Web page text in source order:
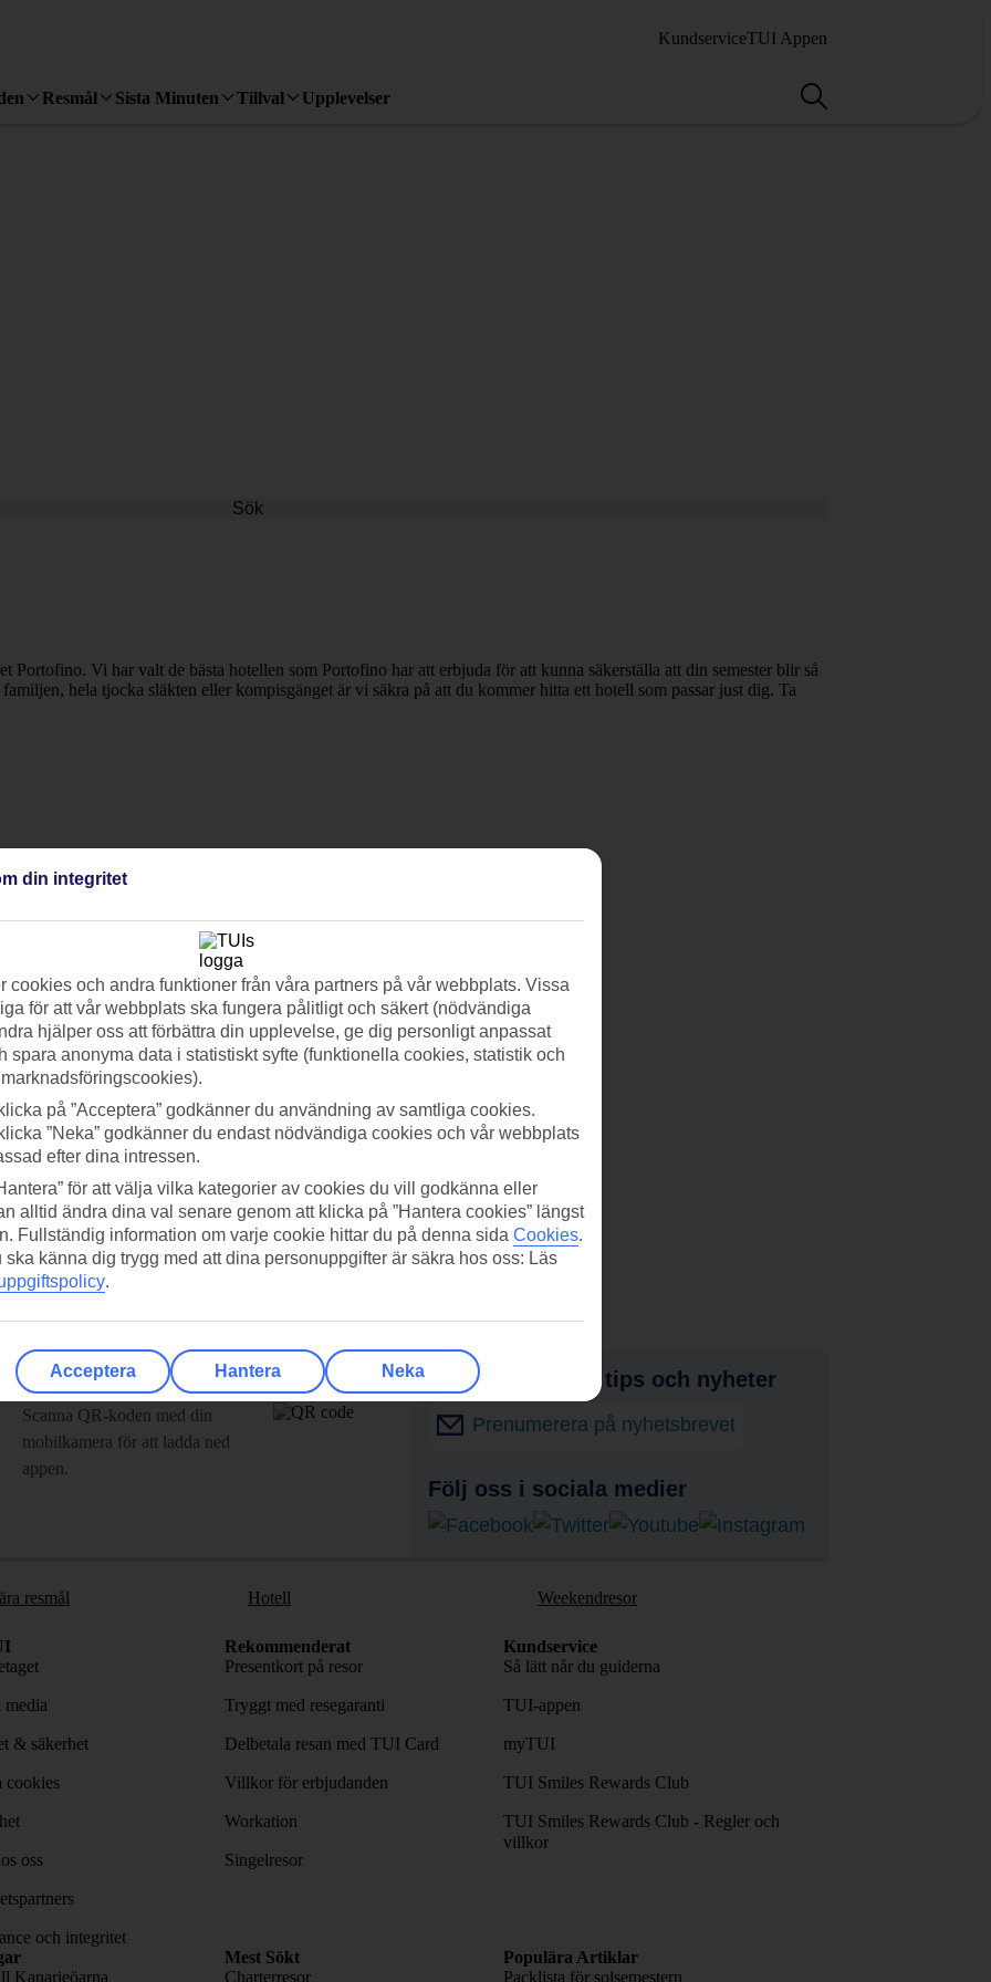
KundserviceTUI Appen
Resmål Sista Minuten Tillval Upplevelser
Sök
Portofino. Vi har valt de bästa hotellen som Portofino har att erbjuda för att kunna säkerställa att din semester blir så
hela tjocka släkten eller kompisgänget är vi säkra på att du kommer hitta ett hotell som passar just dig. Ta
ner TUI-appen idag!
Scanna QR-koden med din
mobilkamera för att ladda ned
appen.
Få erbjudanden, tips och nyheter
Prenumerera på nyhetsbrevet
Följ oss i sociala medier
resmål Hotell Weekendresor
media
& säkerhet
cookies
oss
och integritet
Rekommenderat
Presentkort på resor
Tryggt med resegaranti
Delbetala resan med TUI Card
Villkor för erbjudanden
Workation
Singelresor
Kundservice
Så lätt når du guiderna
TUI-appen
myTUI
TUI Smiles Rewards Club
TUI Smiles Rewards Club - Regler och
villkor
Kanarieöarna
Mest Sökt
Charterresor
Populära Artiklar
Packlista för solsemestern
din integritet
cookies och andra funktioner från våra partners på vår webbplats. Vissa
för att vår webbplats ska fungera pålitligt och säkert (nödvändiga
hjälper oss att förbättra din upplevelse, ge dig personligt anpassat
spara anonyma data i statistiskt syfte (funktionella cookies, statistik och
på ”Acceptera” godkänner du användning av samtliga cookies.
”Neka” godkänner du endast nödvändiga cookies och vår webbplats
efter dina intressen.
för att välja vilka kategorier av cookies du vill godkänna eller
alltid ändra dina val senare genom att klicka på ”Hantera cookies” längst
Fullständig information om varje cookie hittar du på denna sida Cookies.
ska känna dig trygg med att dina personuppgifter är säkra hos oss: Läs
.
Acceptera Hantera Neka